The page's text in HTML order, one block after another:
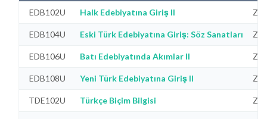
EDB102U Halk Edebiyatına Giriş II
EDB104U Eski Türk Edebiyatına Giriş: Söz Sanatları
EDB106U Batı Edebiyatında Akımlar II
EDB108U Yeni Türk Edebiyatına Giriş II
TDE102U Türkçe Biçim Bilgisi